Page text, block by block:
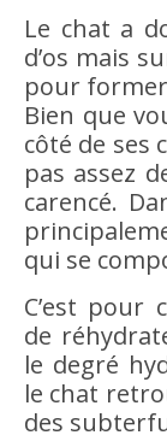
Le chat a
d’os mais
pour
Bien que
côté de ses
pas assez
carencé.
qui se
C’est pour
de
le degré
le chat
des